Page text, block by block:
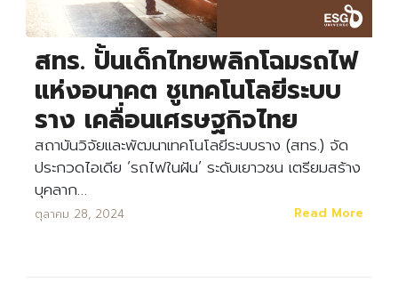
สทร. ปั้นเด็กไทยพลิกโฉมรถไฟ
แห่งอนาคต ชูเทคโนโลยีระบบ
ราง เคลื่อนเศรษฐกิจไทย
สถาบันวิจัยและพัฒนาเทคโนโลยีระบบราง (สทร.) จัด
ประกวดไอเดีย ‘รถไฟในฝัน’ ระดับเยาวชน เตรียมสร้าง
บุคลาก…
ตุลาคม 28, 2024 Read More